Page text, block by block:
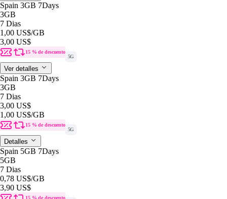
Spain 3GB 7Days
3GB
7 Dias
1,00 US$/GB
3,00 US$
15 % de descuento
5G
Ver detalles
Spain 3GB 7Days
3GB
7 Dias
3,00 US$
1,00 US$/GB
15 % de descuento
5G
Detalles
Spain 5GB 7Days
5GB
7 Dias
0,78 US$/GB
3,90 US$
15 % de descuento